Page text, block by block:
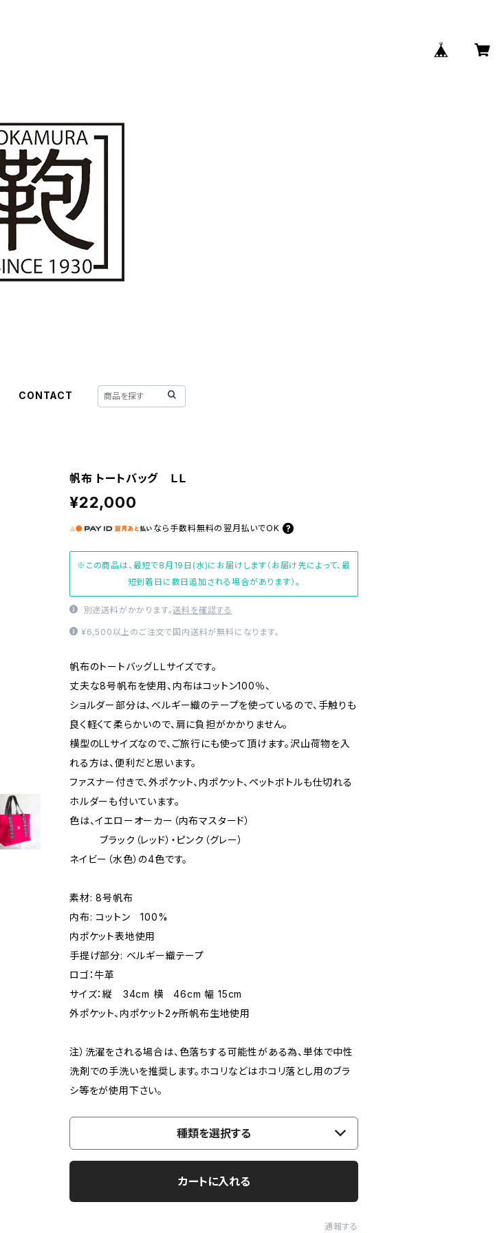
CONTACT
帆布 トートバッグ ＬＬ
¥22,000
なら 手数料無料の 翌月払いでOK
※この商品は、最短で8月19日(水)にお届けします（お届け先によって、最
短到着日に数日追加される場合があります）。
別途送料がかかります。送料を確認する
¥6,500以上のご注文で国内送料が無料になります。
帆布のトートバッグＬＬサイズです。
丈夫な8号帆布を使用、内布はコットン100％、
ショルダー部分は、ベルギー織のテープを使っているので、手触りも
良く軽くて柔らかいので、肩に負担がかかりません。
横型のLLサイズなので、ご旅行にも使って頂けます。沢山荷物を入
れる方は、便利だと思います。
ファスナー付きで、外ポケット、内ポケット、ペットボトルも仕切れる
ホルダーも付いています。
色は、イエローオーカー（内布マスタード）
ブラック（レッド）・ピンク（グレー）
ネイビー（水色）の4色です。
素材: 8号帆布
内布: コットン 100%
内ポケット表地使用
手提げ部分: ベルギー織テープ
ロゴ：牛革
サイズ：縦 34cm 横 46cm 幅 15cm
外ポケット、内ポケット2ヶ所帆布生地使用
注）洗濯をされる場合は、色落ちする可能性がある為、単体で中性
洗剤での手洗いを推奨します。ホコリなどはホコリ落とし用のブラ
シ等をが使用下さい。
種類を選択する
カートに入れる
通報する